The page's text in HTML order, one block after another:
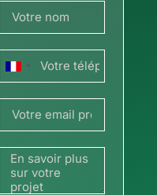
France
+33